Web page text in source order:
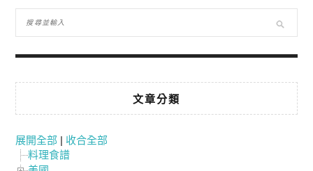
文章分類
展開全部 | 收合全部
料理食譜